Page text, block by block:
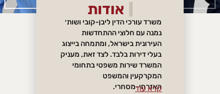
אודות
משרד עורכי הדין ליבן-קובי ושות׳
נמנה עם חלוצי ההתחדשות
העירונית בישראל, ומתמחה בייצוג
בעלי דירות בלבד. לצד זאת, מעניק
המשרד שירות משפטי בתחומי
המקרקעין והמשפט
האזרחי-מסחרי.
קרא עוד